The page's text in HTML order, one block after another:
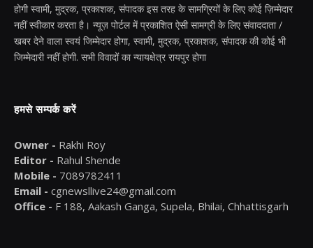
होगी स्वामी, मुद्रक, प्रकाशक, संपादक इस तरह के सामग्रियों के लिए कोई ज़िम्मेदार
नहीं स्वीकार करता है। न्यूज़ पोर्टल में प्रकाशित ऐसी सामग्री के लिए संवाददाता /
खबर देने वाला स्वयं जिम्मेदार होगा, स्वामी, मुद्रक, प्रकाशक, संपादक की कोई भी
जिम्मेदारी नहीं होगी. सभी विवादों का न्यायक्षेत्र रायपुर होगा
हमसे सम्पर्क करें
Owner - Rakhi Roy
Editor - Rahul Shende
Mobile - 7089782411
Email - cgnewsllive24@gmail.com
Office - F 188, Aakash Ganga, Supela, Bhilai, Chhattisgarh